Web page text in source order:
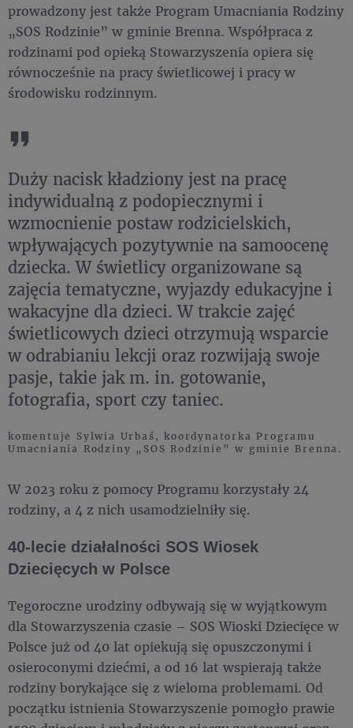
prowadzony jest także Program Umacniania Rodziny
„SOS Rodzinie” w gminie Brenna. Współpraca z
rodzinami pod opieką Stowarzyszenia opiera się
równocześnie na pracy świetlicowej i pracy w
środowisku rodzinnym.
Duży nacisk kładziony jest na pracę
indywidualną z podopiecznymi i
wzmocnienie postaw rodzicielskich,
wpływających pozytywnie na samoocenę
dziecka. W świetlicy organizowane są
zajęcia tematyczne, wyjazdy edukacyjne i
wakacyjne dla dzieci. W trakcie zajęć
świetlicowych dzieci otrzymują wsparcie
w odrabianiu lekcji oraz rozwijają swoje
pasje, takie jak m. in. gotowanie,
fotografia, sport czy taniec.
komentuje Sylwia Urbaś, koordynatorka Programu
Umacniania Rodziny „SOS Rodzinie” w gminie Brenna.
W 2023 roku z pomocy Programu korzystały 24
rodziny, a 4 z nich usamodzielniły się.
40-lecie działalności SOS Wiosek
Dziecięcych w Polsce
Tegoroczne urodziny odbywają się w wyjątkowym
dla Stowarzyszenia czasie – SOS Wioski Dziecięce w
Polsce już od 40 lat opiekują się opuszczonymi i
osieroconymi dziećmi, a od 16 lat wspierają także
rodziny borykające się z wieloma problemami. Od
początku istnienia Stowarzyszenie pomogło prawie